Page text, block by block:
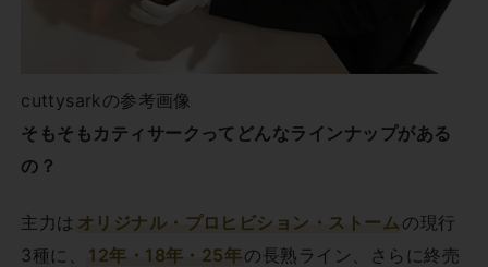
cuttysarkの参考画像
そもそもカティサークってどんなラインナップがある
の？
主力は オリジナル・プロヒビション・ストーム の現行
3種に、
12年・18年・25年の長熟ライン、さらに終売